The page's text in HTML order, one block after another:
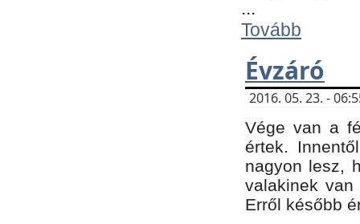
...
Tovább
Évzáró
2016. 05. 23. -
Vége van a
értek.
nagyon lesz,
valakinek
Erről később